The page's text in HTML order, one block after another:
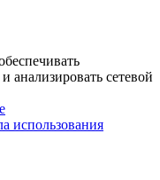
анализировать сетевой
использования